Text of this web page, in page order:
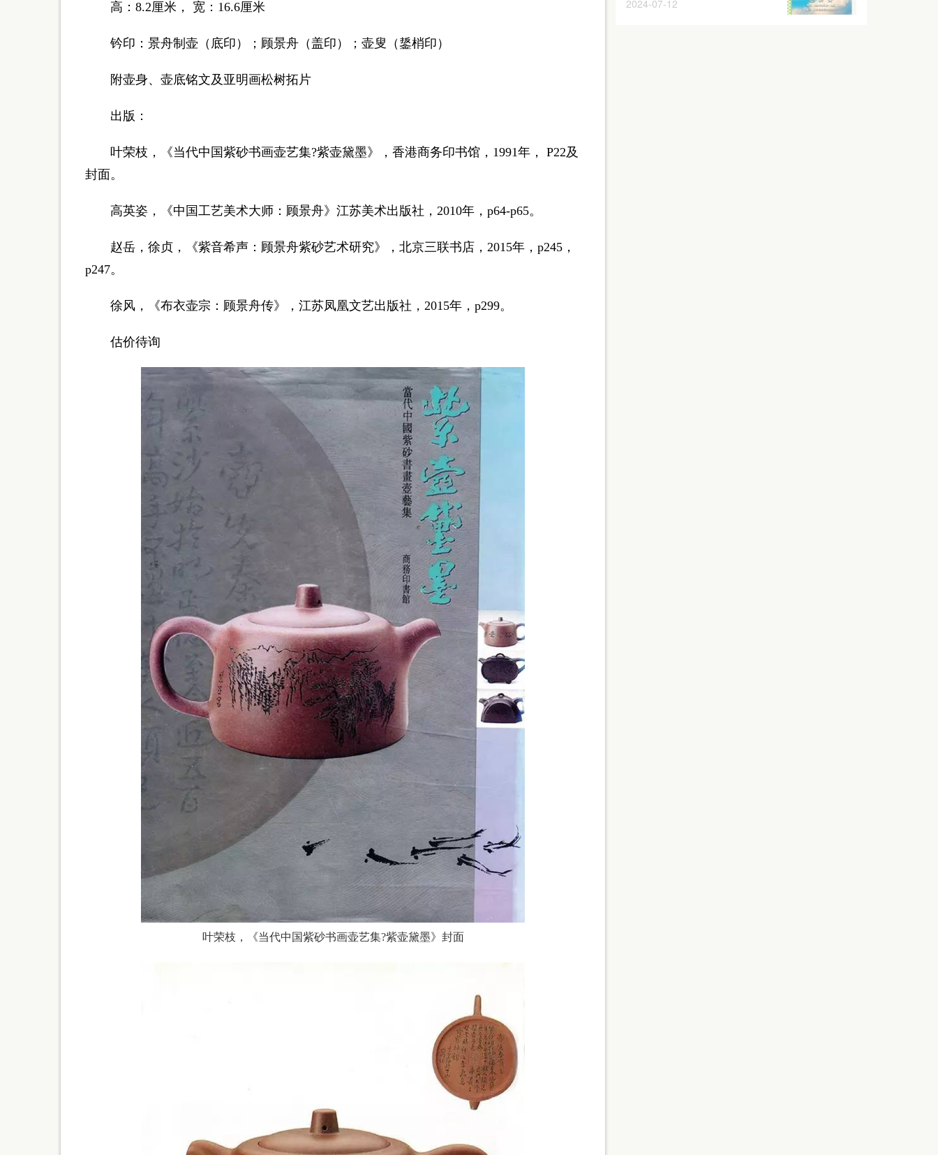
高：8.2厘米， 宽：16.6厘米
钤印：景舟制壶（底印）；顾景舟（盖印）；壶叟（鋬梢印）
附壶身、壶底铭文及亚明画松树拓片
出版：
叶荣枝，《当代中国紫砂书画壶艺集?紫壶黛墨》，香港商务印书馆，1991年， P22及
封面。
高英姿，《中国工艺美术大师：顾景舟》江苏美术出版社，2010年，p64-p65。
赵岳，徐贞，《紫音希声：顾景舟紫砂艺术研究》，北京三联书店，2015年，p245，
p247。
徐风，《布衣壶宗：顾景舟传》，江苏凤凰文艺出版社，2015年，p299。
估价待询
叶荣枝，《当代中国紫砂书画壶艺集?紫壶黛墨》封面
2024-07-12